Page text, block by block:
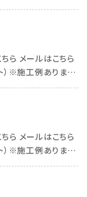
ア・コーティングを
トの平和(ヒラワ)
ら メールはこちら
）※施工例あります
ア・コーティングを
トの平和(ヒラワ)
ら メールはこちら
）※施工例あります
ア・コーティングを
トの平和(ヒラワ)